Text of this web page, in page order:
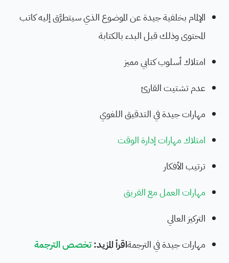
الإلمام بخلفية جيدة عن الموضوع الذي سيتطرَّق إليه كاتب
المحتوى وذلك قبل البدء بالكتابة
امتلاك أسلوب كتابي مميز
عدم تشتيت القارئ
مهارات جيدة في التدقيق اللغوي
امتلاك مهارات إدارة الوقت
ترتيب الأفكار
مهارات العمل مع الفريق
التركيز العالي
مهارات جيدة في الترجمةاقرأ المزيد:تخصص الترجمة